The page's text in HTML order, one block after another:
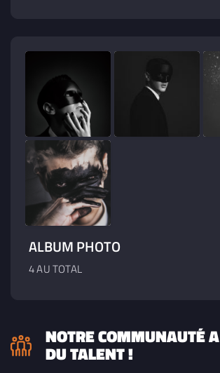
ALBUM PHOTO
4 AU TOTAL
NOTRE COMMUNAUTÉ A
DU TALENT !